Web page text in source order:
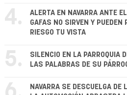
4.
ALERTA EN NAVARRA ANTE
GAFAS NO SIRVEN Y PUEDEN
RIESGO TU VISTA
5.
SILENCIO EN LA PARROQUIA
LAS PALABRAS DE SU
NAVARRA SE DESCUELGA